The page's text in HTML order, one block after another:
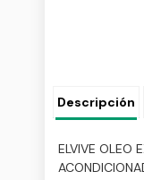
Descripción
ELVIVE OLEO